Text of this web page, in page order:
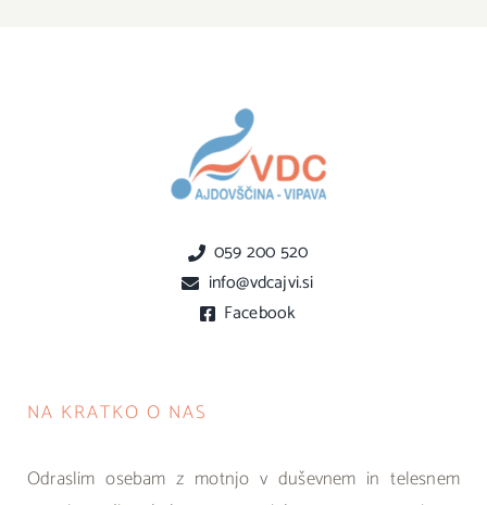
059 200 520
info@vdcajvi.si
Facebook
NA KRATKO O NAS
Odraslim osebam z motnjo v duševnem in telesnem